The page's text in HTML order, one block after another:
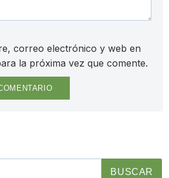
correo electrónico y web en
la próxima vez que comente.
BUSCAR